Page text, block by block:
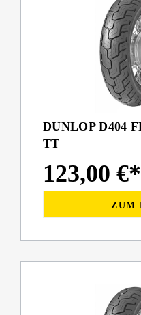
DUNLOP D404
TT
123,00 €*
ZUM